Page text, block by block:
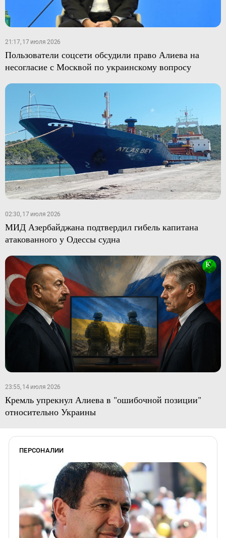
21:17, 17 июля 2026
Пользователи соцсети обсудили право Алиева на
несогласие с Москвой по украинскому вопросу
02:30, 17 июля 2026
МИД Азербайджана подтвердил гибель капитана
атакованного у Одессы судна
23:55, 14 июля 2026
Кремль упрекнул Алиева в "ошибочной позиции"
относительно Украины
ПЕРСОНАЛИИ